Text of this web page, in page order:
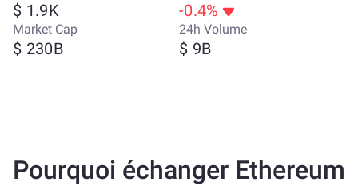
$ 1.9K -0.4%
Market Cap
$ 230B
24h Volume
$ 9B
Pourquoi échanger Ethereum